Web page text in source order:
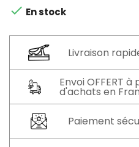
 En stock
Livraison
Envoi OFFERT
d'achats en
Paiement